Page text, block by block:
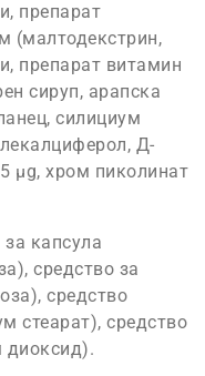
препарат
(малтодекстрин,
препарат витамин
сируп, арапска
силициум
Д-
µg, хром пиколинат
капсула
средство за
средство
стеарат), средство
диоксид).